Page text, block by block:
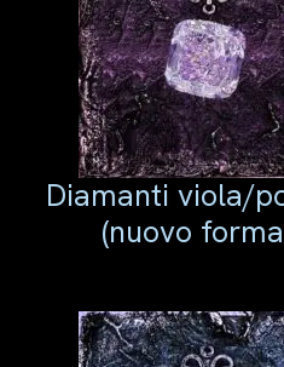
Diamanti viola/
(nuovo